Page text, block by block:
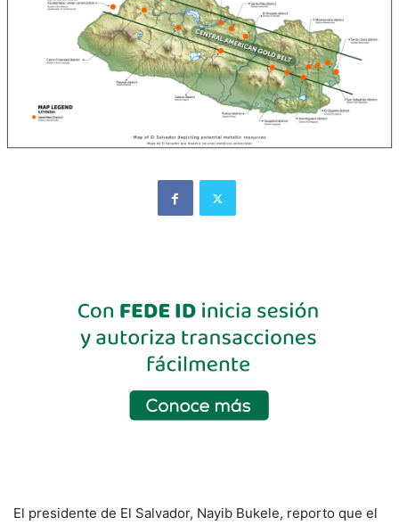
El presidente de El Salvador, Nayib Bukele, reporto que el